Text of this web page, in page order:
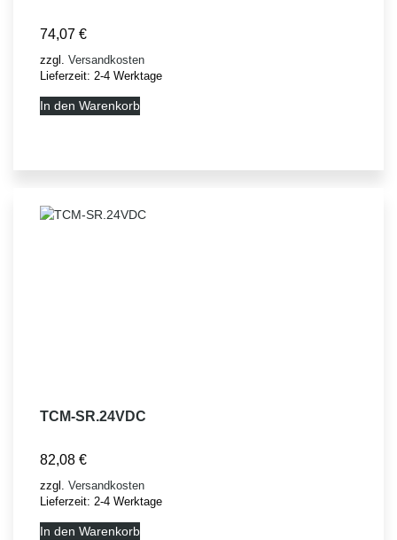
74,07 €
zzgl. Versandkosten
Lieferzeit: 2-4 Werktage
In den Warenkorb
TCM-SR.24VDC
82,08 €
zzgl. Versandkosten
Lieferzeit: 2-4 Werktage
In den Warenkorb